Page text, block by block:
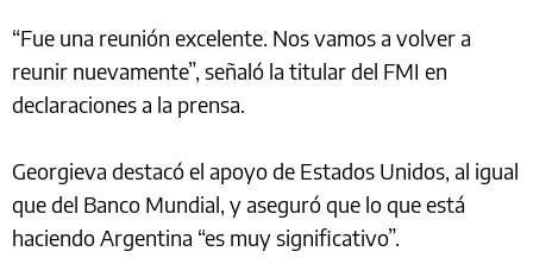
“Fue una reunión excelente. Nos vamos a volver a
reunir nuevamente”, señaló la titular del FMI en
declaraciones a la prensa.
Georgieva destacó el apoyo de Estados Unidos, al igual
que del Banco Mundial, y aseguró que lo que está
haciendo Argentina “es muy significativo”.